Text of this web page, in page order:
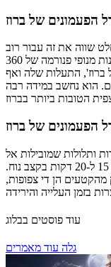
שווה את זה עבור רוב
המבקרים. מגובה של 83 מטרים אפשר ליהנות מנופי פנורמה של 360
ברוז', התעלות שלה ואף
הוא נחשב במידה רבה
יש 366 מדרגות צרות ותלולות שמובילות אל
ראש המגדל. העלייה נמשכת בדרך כלל בין 15 ל-20 דקות בקצב נוח.
מהקטעים הן די צפופות,
עוד פוסטים בבלוג
גלה עוד מאמרים